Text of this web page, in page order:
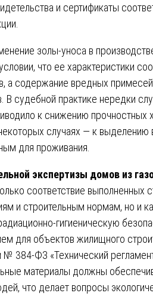
и сертификаты
золы-уноса в
что ее характеристики
а содержание вредных
В судебной практике нередки
к снижению прочностных
случаях — к выделению
для проживания.
экспертизы домов из
соответствие выполненных
и строительным нормам, но и
гигиеническую
для объектов жилищного
384-ФЗ «Технический
материалы должны
что делает вопросы